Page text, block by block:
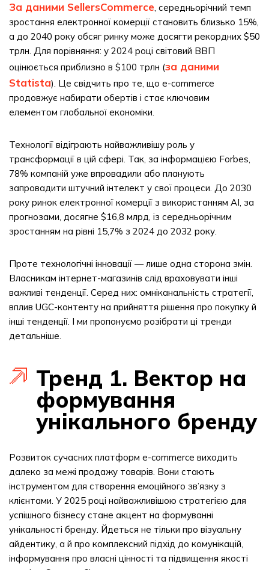
За даними SellersCommerce, середньорічний темп
зростання електронної комерції становить близько 15%,
а до 2040 року обсяг ринку може досягти рекордних $50
трлн. Для порівняння: у 2024 році світовий ВВП
оцінюється приблизно в $100 трлн (за даними
Statista). Це свідчить про те, що e-commerce
продовжує набирати обертів і стає ключовим
елементом глобальної економіки.
Технології відіграють найважливішу роль у
трансформації в цій сфері. Так, за інформацією Forbes,
78% компаній уже впровадили або планують
запровадити штучний інтелект у свої процеси. До 2030
року ринок електронної комерції з використанням AI, за
прогнозами, досягне $16,8 млрд, із середньорічним
зростанням на рівні 15,7% з 2024 до 2032 року.
Проте технологічні інновації — лише одна сторона змін.
Власникам інтернет-магазинів слід враховувати інші
важливі тенденції. Серед них: омніканальність стратегії,
вплив UGC-контенту на прийняття рішення про покупку й
інші тенденції. І ми пропонуємо розібрати ці тренди
детальніше.
Тренд 1. Вектор на
формування
унікального бренду
Розвиток сучасних платформ e-commerce виходить
далеко за межі продажу товарів. Вони стають
інструментом для створення емоційного зв’язку з
клієнтами. У 2025 році найважливішою стратегією для
успішного бізнесу стане акцент на формуванні
унікальності бренду. Йдеться не тільки про візуальну
айдентику, а й про комплексний підхід до комунікацій,
інформування про власні цінності та підвищення якості